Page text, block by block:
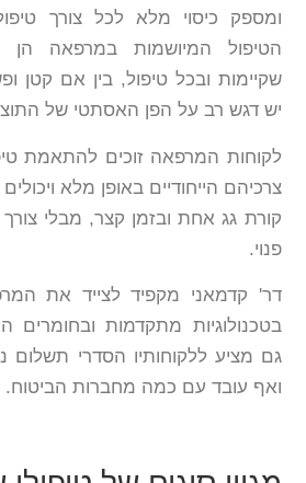
ומספק כיסוי מלא לכל צורך
הטיפול המיושמות במרפאה הן
שקיימות ובכל טיפול, בין אם קטן
יש דגש רב על הפן האסתטי של
לקוחות המרפאה זוכים להתאמת
צרכיהם הייחודיים באופן מלא
קורת גג אחת ובזמן קצר, מבלי
פנוי.
דר' קדמאני מקפיד לצייד את
בטכנולוגיות מתקדמות ובחומרים
גם מציע ללקוחותיו הסדרי תשלום
ואף עובד עם כמה מחברות הביטוח.